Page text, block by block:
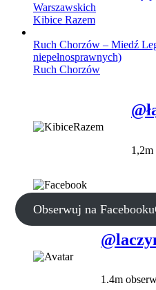
Warszawskich
Kibice Razem
Ruch Chorzów – Miedź
niepełnosprawnych)
Ruch Chorzów
1,2m
Obserwuj na Facebooku
1.4m